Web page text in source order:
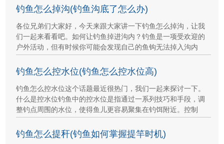
钓鱼怎么掉沟(钓鱼沟底了怎么办)
各位兄弟们大家好，今天来跟大家讲一下钓鱼怎么掉沟，让我
们一起来看看吧。如何让钓鱼掉进沟内？钓鱼是一项受欢迎的
户外活动，但有时候你可能会发现自己的鱼钩无法掉入沟内
钓鱼怎么控水位(钓鱼怎么控水位高)
钓鱼怎么控水位这个话题最近很热门，我们一起来探讨一下。
什么是控水位钓鱼中的控水位是指通过一系列技巧和手段，调
整钓点周围的水位，使得鱼儿更容易聚集在钓饵附近。控制
钓鱼怎么提秆(钓鱼如何掌握提竿时机)